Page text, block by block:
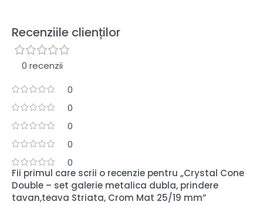
Recenziile clienților
0 recenzii
0
0
0
0
0
Fii primul care scrii o recenzie pentru „Crystal Cone
Double – set galerie metalica dubla, prindere
tavan,teava Striata, Crom Mat 25/19 mm”